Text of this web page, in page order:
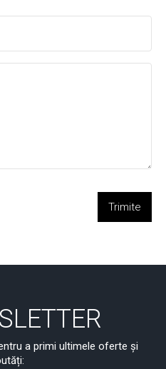
Trimite
a primi ultimele oferte și